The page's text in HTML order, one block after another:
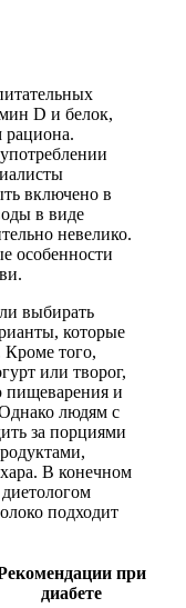
D и белок,
рациона.
включено в
в виде
невелико.
особенности
выбирать
которые
Кроме того,
или творог,
пищеварения и
людям с
за порциями
В конечном
подходит
при
диабете